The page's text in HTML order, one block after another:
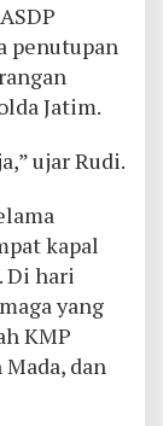
penutupan
Jatim.
ujar Rudi.
kapal
Di hari
yang
KMP
dan